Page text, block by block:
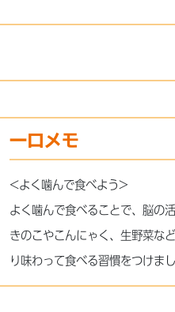
一口メモ
<よく噛んで食べよう>
よく噛んで食べることで、脳の
きのこやこんにゃく、生野菜な
り味わって食べる習慣をつけまし